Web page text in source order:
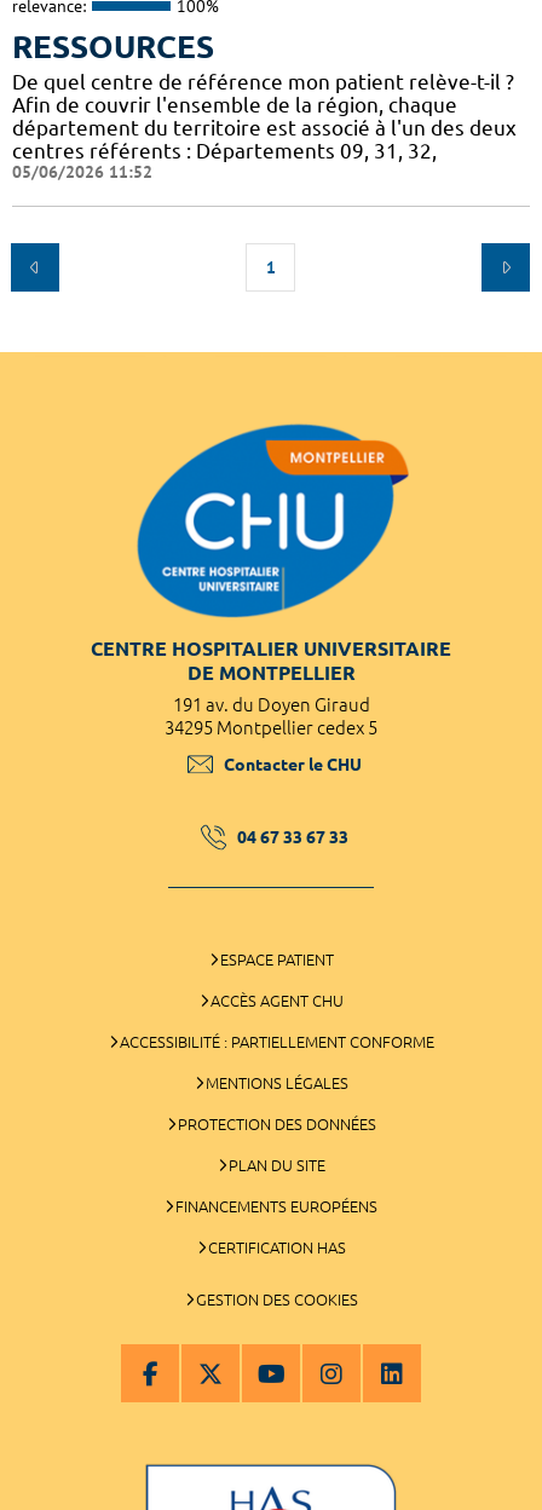
relevance: 100%
RESSOURCES
De quel centre de référence mon patient relève-t-il ?
Afin de couvrir l'ensemble de la région, chaque
département du territoire est associé à l'un des deux
centres référents : Départements 09, 31, 32,
05/06/2026 11:52
1
CENTRE HOSPITALIER UNIVERSITAIRE
DE MONTPELLIER
191 av. du Doyen Giraud
34295 Montpellier cedex 5
Contacter le CHU
04 67 33 67 33
ESPACE PATIENT
ACCÈS AGENT CHU
ACCESSIBILITÉ : PARTIELLEMENT CONFORME
MENTIONS LÉGALES
PROTECTION DES DONNÉES
PLAN DU SITE
FINANCEMENTS EUROPÉENS
CERTIFICATION HAS
GESTION DES COOKIES